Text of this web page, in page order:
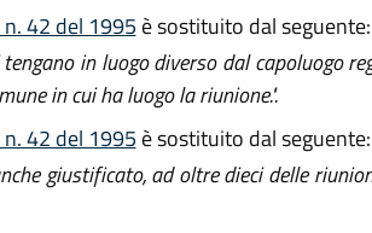
42 del 1995 è sostituito dal seguente:
in luogo diverso dal capoluogo
in cui ha luogo la riunione.".
42 del 1995 è sostituito dal seguente:
giustificato, ad oltre dieci delle